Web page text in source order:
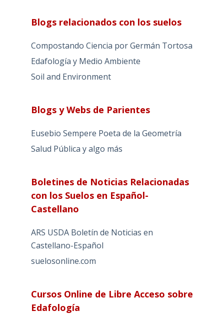
Blogs relacionados con los suelos
Compostando Ciencia por Germán Tortosa
Edafología y Medio Ambiente
Soil and Environment
Blogs y Webs de Parientes
Eusebio Sempere Poeta de la Geometría
Salud Pública y algo más
Boletines de Noticias Relacionadas
con los Suelos en Español-
Castellano
ARS USDA Boletín de Noticias en
Castellano-Español
suelosonline.com
Cursos Online de Libre Acceso sobre
Edafología